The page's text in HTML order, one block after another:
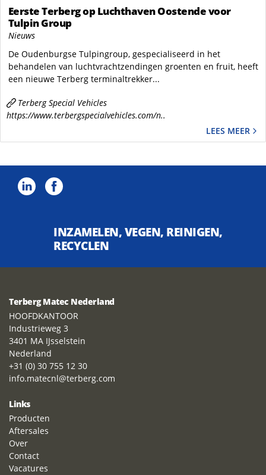
Eerste Terberg op Luchthaven Oostende voor
Tulpin Group
Nieuws
De Oudenburgse Tulpingroup, gespecialiseerd in het
behandelen van luchtvrachtzendingen groenten en fruit, heeft
een nieuwe Terberg terminaltrekker...
Terberg Special Vehicles
https://www.terbergspecialvehicles.com/n..
LEES MEER
INZAMELEN, VEGEN, REINIGEN,
RECYCLEN
Terberg Matec Nederland
HOOFDKANTOOR
Industrieweg 3
3401 MA IJsselstein
Nederland
+31 (0) 30 755 12 30
info.matecnl@terberg.com
Links
Producten
Aftersales
Over
Contact
Vacatures